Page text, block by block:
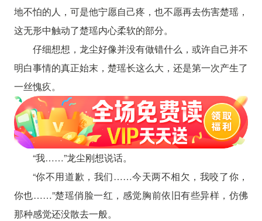
地不怕的人，可是他宁愿自己疼，也不愿再去伤害楚瑶，
这无形中触动了楚瑶内心柔软的部分。
仔细想想，龙尘好像并没有做错什么，或许自己并不
明白事情的真正始末，楚瑶长这么大，还是第一次产生了
一丝愧疚。
“我……”龙尘刚想说话。
“你不用道歉，我们……今天两不相欠，我咬了你，
你也……”楚瑶俏脸一红，感觉胸前依旧有些异样，仿佛
那种感觉还没散去一般。